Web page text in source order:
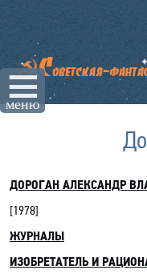
☰
меню
ДОРОГАН АЛЕКСАНДР
[1978]
ЖУРНАЛЫ
ИЗОБРЕТАТЕЛЬ И